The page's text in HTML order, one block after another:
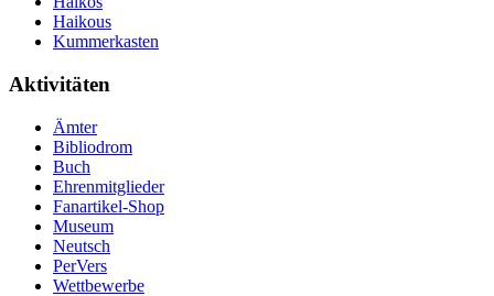
Haikous
Kummerkasten
Aktivitäten
Ämter
Bibliodrom
Buch
Ehrenmitglieder
Fanartikel-Shop
Museum
Neutsch
PerVers
Wettbewerbe